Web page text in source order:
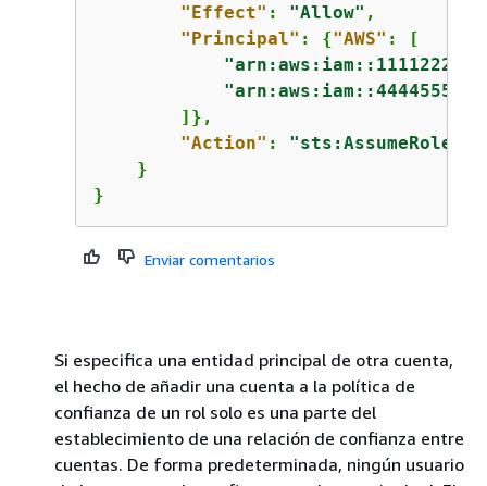
"Effect" : "Allow" ,
"Principal" : {"AWS" : [
        ]},
"Action" : "sts:AssumeRole"
    }
}
Enviar comentarios
Si especifica una entidad principal de otra cuenta,
el hecho de añadir una cuenta a la política de
confianza de un rol solo es una parte del
establecimiento de una relación de confianza entre
cuentas. De forma predeterminada, ningún usuario